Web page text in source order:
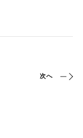
次へ